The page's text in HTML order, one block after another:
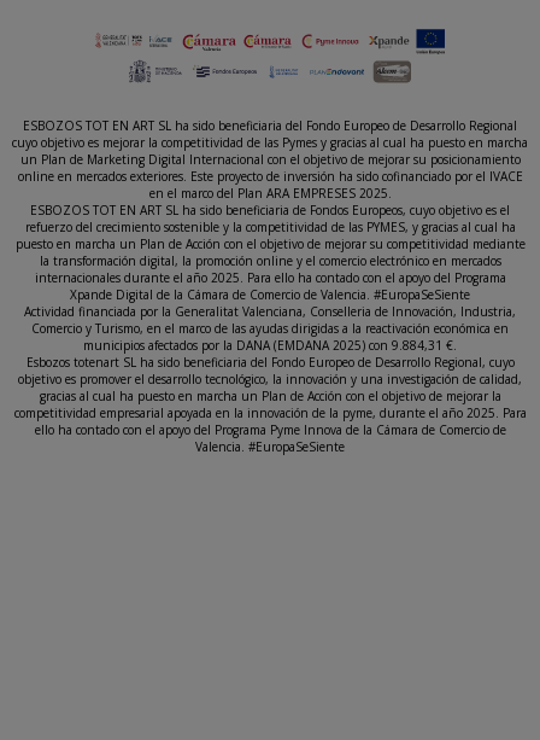
ESBOZOS TOT EN ART SL ha sido beneficiaria del Fondo Europeo de Desarrollo Regional
cuyo objetivo es mejorar la competitividad de las Pymes y gracias al cual ha puesto en marcha
un Plan de Marketing Digital Internacional con el objetivo de mejorar su posicionamiento
online en mercados exteriores. Este proyecto de inversión ha sido cofinanciado por el IVACE
en el marco del Plan ARA EMPRESES 2025.
ESBOZOS TOT EN ART SL ha sido beneficiaria de Fondos Europeos, cuyo objetivo es el
refuerzo del crecimiento sostenible y la competitividad de las PYMES, y gracias al cual ha
puesto en marcha un Plan de Acción con el objetivo de mejorar su competitividad mediante
la transformación digital, la promoción online y el comercio electrónico en mercados
internacionales durante el año 2025. Para ello ha contado con el apoyo del Programa
Xpande Digital de la Cámara de Comercio de Valencia. #EuropaSeSiente
Actividad financiada por la Generalitat Valenciana, Conselleria de Innovación, Industria,
Comercio y Turismo, en el marco de las ayudas dirigidas a la reactivación económica en
municipios afectados por la DANA (EMDANA 2025) con 9.884,31 €.
Esbozos totenart SL ha sido beneficiaria del Fondo Europeo de Desarrollo Regional, cuyo
objetivo es promover el desarrollo tecnológico, la innovación y una investigación de calidad,
gracias al cual ha puesto en marcha un Plan de Acción con el objetivo de mejorar la
competitividad empresarial apoyada en la innovación de la pyme, durante el año 2025. Para
ello ha contado con el apoyo del Programa Pyme Innova de la Cámara de Comercio de
Valencia. #EuropaSeSiente